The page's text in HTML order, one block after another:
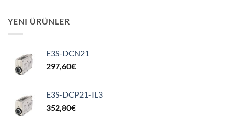
YENI ÜRÜNLER
E3S-DCN21
297,60€
E3S-DCP21-IL3
352,80€